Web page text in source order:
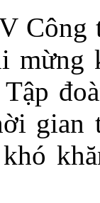
mừng